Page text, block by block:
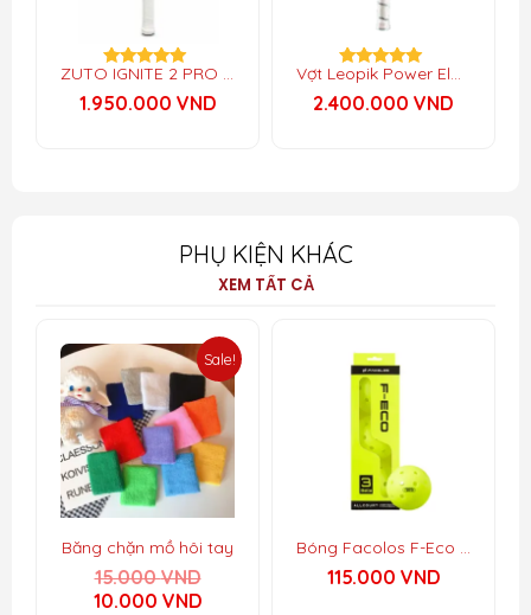
Được xếp
hạng
5.00
ZUTO IGNITE 2 PRO – Elongated 16mm
1.950.000 VND
Được xếp
hạng
5.00
Vợt Leopik Power Elongated
2.400.000 VND
PHỤ KIỆN KHÁC
XEM TẤT CẢ
Sale!
Băng chặn mồ hôi tay
15.000VNDGiá
gốc
10.000 VNDGiá
Bóng Facolos F-Eco 40 lỗ
115.000 VND